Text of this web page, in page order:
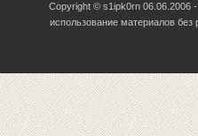
Copyright © s1ipk0rn 06.06.2006
использование материалов